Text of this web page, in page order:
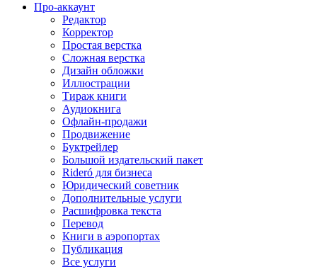
Про-аккаунт
Редактор
Корректор
Простая верстка
Сложная верстка
Дизайн обложки
Иллюстрации
Тираж книги
Аудиокнига
Офлайн-продажи
Продвижение
Буктрейлер
Большой издательский пакет
Rideró для бизнеса
Юридический советник
Дополнительные услуги
Расшифровка текста
Перевод
Книги в аэропортах
Публикация
Все услуги